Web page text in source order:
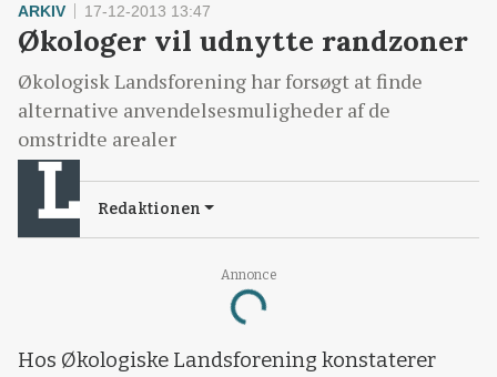
Annonce
Loading...
ARKIV 17-12-2013 13:47
Økologer vil udnytte randzoner
Økologisk Landsforening har forsøgt at finde
alternative anvendelsesmuligheder af de
omstridte arealer
Redaktionen
Hos Økologiske Landsforening konstaterer